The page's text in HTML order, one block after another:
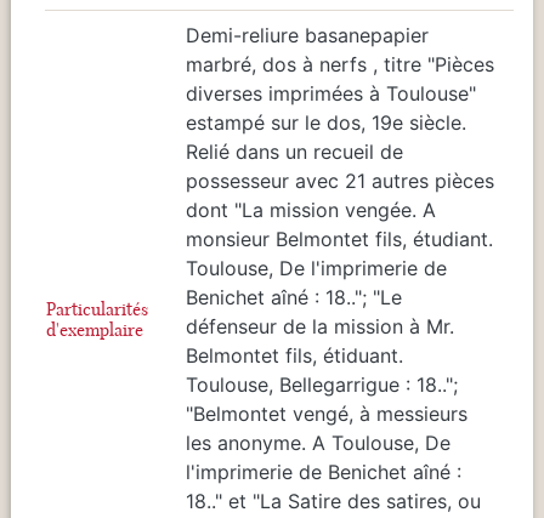
Particularités
d'exemplaire
Demi-reliure basanepapier
marbré, dos à nerfs , titre "Pièces
diverses imprimées à Toulouse"
estampé sur le dos, 19e siècle.
Relié dans un recueil de
possesseur avec 21 autres pièces
dont "La mission vengée. A
monsieur Belmontet fils, étudiant.
Toulouse, De l'imprimerie de
Benichet aîné : 18.."; "Le
défenseur de la mission à Mr.
Belmontet fils, étiduant.
Toulouse, Bellegarrigue : 18..";
"Belmontet vengé, à messieurs
les anonyme. A Toulouse, De
l'imprimerie de Benichet aîné :
18.." et "La Satire des satires, ou